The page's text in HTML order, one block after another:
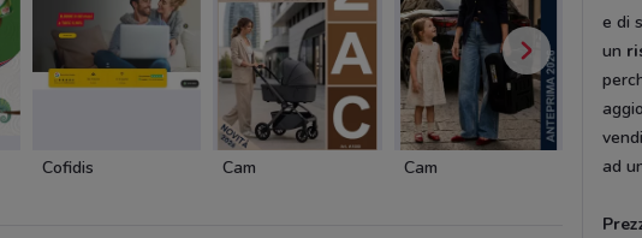
Cofidis Cam Cam Dacia
e di
un
ad